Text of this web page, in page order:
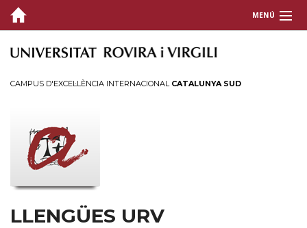
MENÚ
QUI SOM
PUBLICACIONS
POLÍTICA LINGÜÍSTICA
CAMPUS D'EXCEL·LÈNCIA INTERNACIONAL CATALUNYA SUD
LLENGÜES URV